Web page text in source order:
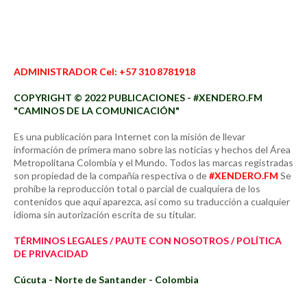
ADMINISTRADOR Cel: +57 310 8781918
COPYRIGHT © 2022 PUBLICACIONES - #XENDERO.FM
"CAMINOS DE LA COMUNICACIÓN"
Es una publicación para Internet con la misión de llevar
información de primera mano sobre las noticias y hechos del Área
Metropolitana Colombia y el Mundo. Todos las marcas registradas
son propiedad de la compañía respectiva o de#XENDERO.FM Se
prohíbe la reproducción total o parcial de cualquiera de los
contenidos que aquí aparezca, así como su traducción a cualquier
idioma sin autorización escrita de su titular.
TÉRMINOS LEGALES / PAUTE CON NOSOTROS / POLÍTICA
DE PRIVACIDAD
Cúcuta - Norte de Santander - Colombia